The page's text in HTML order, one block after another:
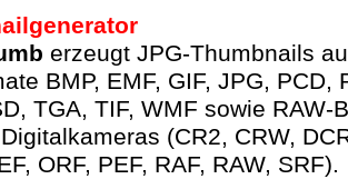
erzeugt JPG-Thumbnails
BMP, EMF, GIF, JPG, PCD,
TGA, TIF, WMF sowie RAW-
(CR2, CRW,
ORF, PEF, RAF, RAW, SRF).